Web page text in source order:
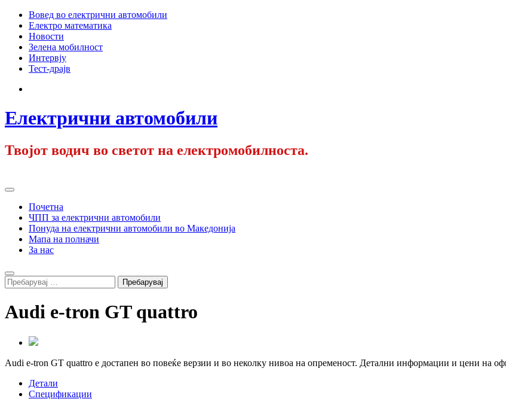
Skip
content
Вовед во електрични автомобили
Електро математика
Новости
Зелена мобилност
Интервју
Тест-драјв
Електрични автомобили
Твојот водич во светот на електромобилноста.
Primary
Почетна
ЧПП за електрични автомобили
Понуда на електрични автомобили во Македонија
Мапа на полначи
За нас
Search
Пребарувај
за:
Audi e-tron GT quattro
Audi e-tron GT quattro е достапен во повеќе верзии и во неколку нивоа на опременост. Детални информации и цени на
Детали
Спецификации